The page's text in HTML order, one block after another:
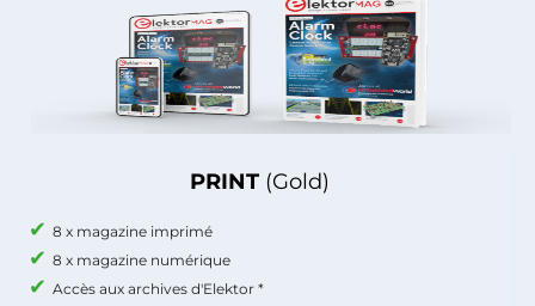
PRINT (Gold)
8 x magazine imprimé
8 x magazine numérique
Accès aux archives d'Elektor *